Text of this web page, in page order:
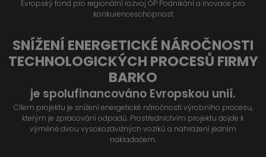
Evropský fond pro regionální rozvoj OP Podnikání a inovace pro
konkurenceschopnost
SNÍŽENÍ ENERGETICKÉ NÁROČNOSTI
TECHNOLOGICKÝCH PROCESŮ FIRMY
BARKO
je spolufinancováno Evropskou unií.
Cílem projektu je snížení energetické náročnosti výrobního procesu,
kterým je zpracování odpadů. Prostřednictvím projektu dojde k
výměně dvou vysokozdvižných vozíků a nahrazení jedním
nakladačem.